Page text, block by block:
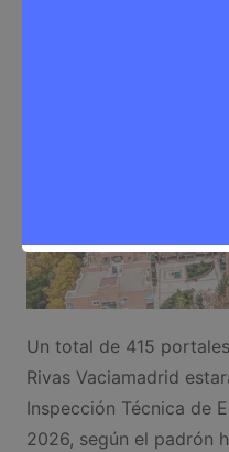
Un total de 415
Rivas Vaciamadrid
Inspección Técnica de
2026, según el padrón